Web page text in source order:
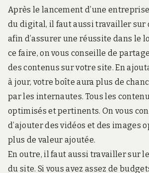
Après le lancement d’une
du digital, il faut aussi travailler sur
afin d’assurer une réussite dans le
ce faire, on vous conseille de
des contenus sur votre site. En
à jour, votre boîte aura plus de
par les internautes. Tous les
optimisés et pertinents. On vous
d’ajouter des vidéos et des images
plus de valeur ajoutée.
En outre, il faut aussi travailler sur
du site. Si vous avez assez de